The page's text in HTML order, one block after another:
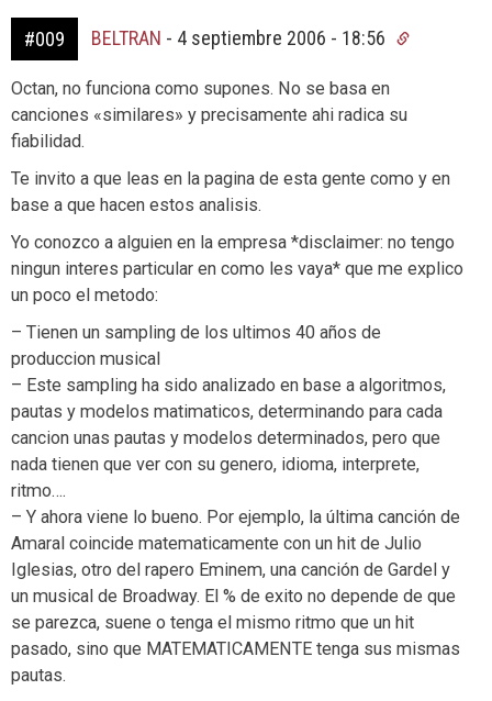
#009 BELTRAN - 4 septiembre 2006 - 18:56
Octan, no funciona como supones. No se basa en
canciones «similares» y precisamente ahi radica su
fiabilidad.
Te invito a que leas en la pagina de esta gente como y en
base a que hacen estos analisis.
Yo conozco a alguien en la empresa *disclaimer: no tengo
ningun interes particular en como les vaya* que me explico
un poco el metodo:
– Tienen un sampling de los ultimos 40 años de
produccion musical
– Este sampling ha sido analizado en base a algoritmos,
pautas y modelos matimaticos, determinando para cada
cancion unas pautas y modelos determinados, pero que
nada tienen que ver con su genero, idioma, interprete,
ritmo….
– Y ahora viene lo bueno. Por ejemplo, la última canción de
Amaral coincide matematicamente con un hit de Julio
Iglesias, otro del rapero Eminem, una canción de Gardel y
un musical de Broadway. El % de exito no depende de que
se parezca, suene o tenga el mismo ritmo que un hit
pasado, sino que MATEMATICAMENTE tenga sus mismas
pautas.